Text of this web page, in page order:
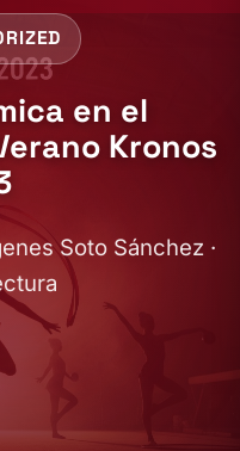
en el
Kronos
Soto Sánchez ·